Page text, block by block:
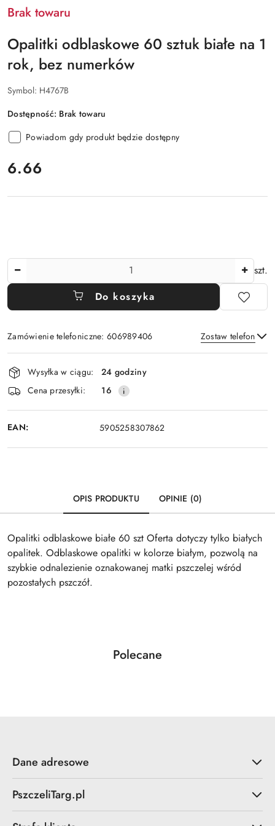
Brak towaru
Opalitki odblaskowe 60 sztuk białe na 1
rok, bez numerków
Symbol: H4767B
Dostępność: Brak towaru
Powiadom gdy produkt będzie dostępny
cena:
6.66
szt.
Do koszyka
Zamówienie telefoniczne: 606989406 Zostaw telefon
Wyślij
Dostępność
i
dostawa
Wysyłka w ciągu:
24 godziny
Cena przesyłki:
16
EAN: 5905258307862
OPIS PRODUKTU OPINIE (0)
Opalitki odblaskowe białe 60 szt Oferta dotyczy tylko białych
opalitek. Odblaskowe opalitki w kolorze białym, pozwolą na
szybkie odnalezienie oznakowanej matki pszczelej wśród
pozostałych pszczół.
Pomiń karuzelę produktów
Produkty
Polecane
Dane adresowe
PszczeliTarg.pl